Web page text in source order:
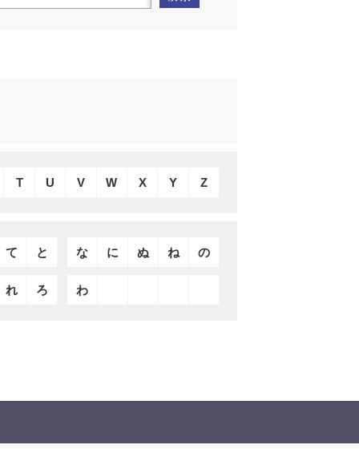
T U V W X Y Z
て と な に ぬ ね の
れ ろ わ